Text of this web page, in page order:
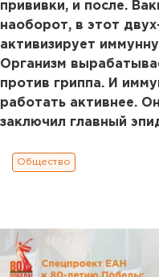
прививки, и после.
наоборот, в этот
активизирует
Организм
против гриппа. И
работать активнее.
заключил главный
Общество